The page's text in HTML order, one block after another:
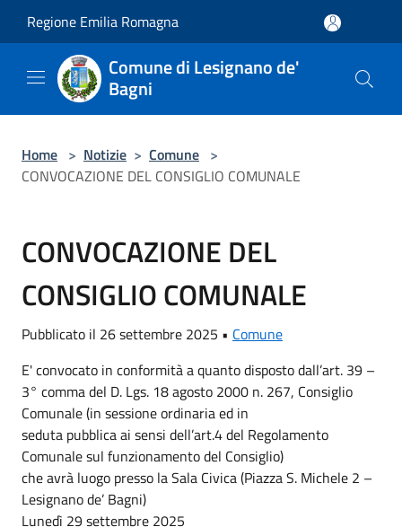
Regione Emilia Romagna
Comune di Lesignano de'
Bagni
Home > Notizie > Comune >
CONVOCAZIONE DEL CONSIGLIO COMUNALE
CONVOCAZIONE DEL
CONSIGLIO COMUNALE
Pubblicato il 26 settembre 2025 • Comune
E' convocato in conformità a quanto disposto dall’art. 39 –
3° comma del D. Lgs. 18 agosto 2000 n. 267, Consiglio
Comunale (in sessione ordinaria ed in
seduta pubblica ai sensi dell’art.4 del Regolamento
Comunale sul funzionamento del Consiglio)
che avrà luogo presso la Sala Civica (Piazza S. Michele 2 –
Lesignano de’ Bagni)
Lunedì 29 settembre 2025